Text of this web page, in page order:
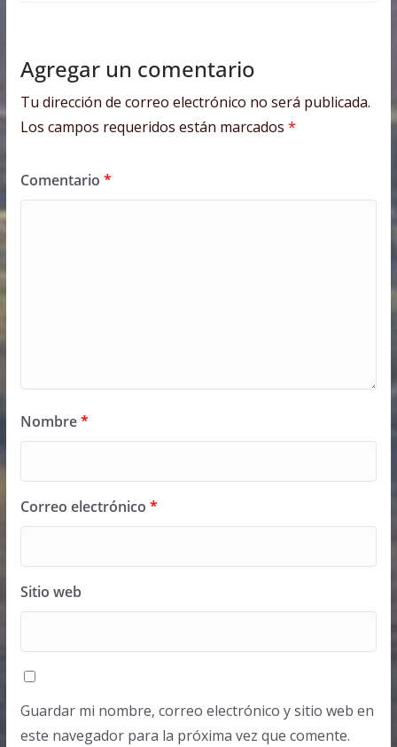
Agregar un comentario
Tu dirección de correo electrónico no será publicada.
Los campos requeridos están marcados *
Comentario *
Nombre*
Correo electrónico *
Sitio web
Guardar mi nombre, correo electrónico y sitio web en
este navegador para la próxima vez que comente.